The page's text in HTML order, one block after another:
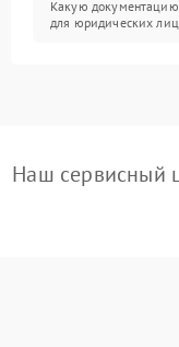
Какую документацию
для юридических
Наш сервисный